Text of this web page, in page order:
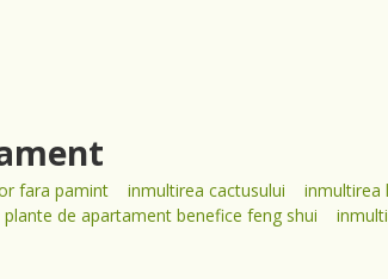
fara pamint inmultirea cactusului inmultirea
plante de apartament benefice feng shui